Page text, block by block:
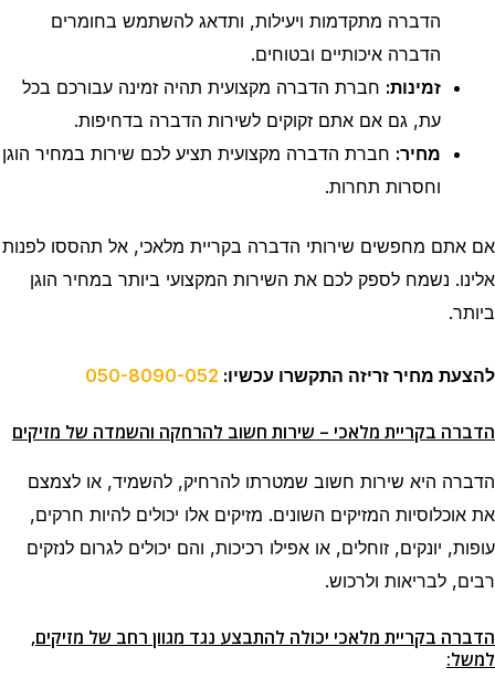
הדברה מתקדמות ויעילות, ותדאג להשתמש בחומרים
הדברה איכותיים ובטוחים.
זמינות: חברת הדברה מקצועית תהיה זמינה עבורכם בכל
עת, גם אם אתם זקוקים לשירות הדברה בדחיפות.
מחיר: חברת הדברה מקצועית תציע לכם שירות במחיר הוגן
וחסרות תחרות.
אם אתם מחפשים שירותי הדברה בקריית מלאכי, אל תהססו לפנות
אלינו. נשמח לספק לכם את השירות המקצועי ביותר במחיר הוגן
ביותר.
להצעת מחיר זריזה התקשרו עכשיו: 050-8090-052
הדברה בקריית מלאכי – שירות חשוב להרחקה והשמדה של מזיקים
הדברה היא שירות חשוב שמטרתו להרחיק, להשמיד, או לצמצם
את אוכלוסיות המזיקים השונים. מזיקים אלו יכולים להיות חרקים,
עופות, יונקים, זוחלים, או אפילו רכיכות, והם יכולים לגרום לנזקים
רבים, לבריאות ולרכוש.
הדברה בקריית מלאכי יכולה להתבצע נגד מגוון רחב של מזיקים,
למשל: